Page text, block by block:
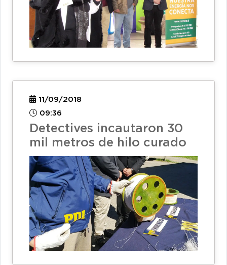
11/09/2018
09:36
Detectives incautaron 30
mil metros de hilo curado